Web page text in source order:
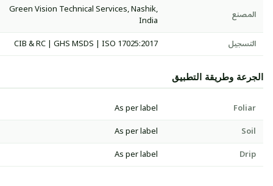
المصنع
Green Vision Technical Services, Nashik,
India
التسجيل
CIB & RC | GHS MSDS | ISO 17025:2017
الجرعة وطريقة التطبيق
Foliar
As per label
Soil
As per label
Drip
As per label